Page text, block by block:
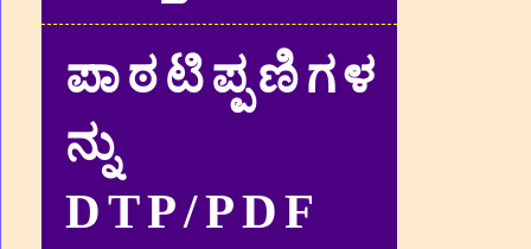
ಪಾಠಟಿಪ್ಪಣಿಗಳ
ನ್ನು
DTP/PDF